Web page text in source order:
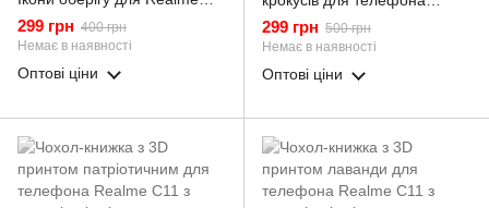
C11 з підставкою на реалмі
с11 бордова gd1
299 грн 400 грн
Немає в наявності
Оптові ціни
Realme C11 з екошкіри із
підставкою та магнітом
бордова gd2
299 грн 500 грн
Немає в наявності
Оптові ціни